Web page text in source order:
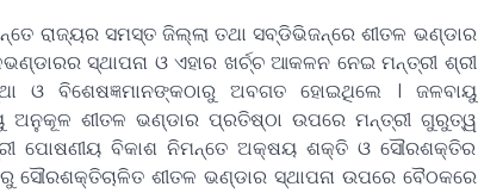
ସମସ୍ତ ଜିଲ୍ଲା ତଥା ସବ୍‌ଡିଭିଜନ୍‌ରେ ଶୀତଳ ଭଣ୍ଡାର
ସ୍ଥାପନା ଓ ଏହାର ଖର୍ଚ୍ଚ ଆକଳନ ନେଇ ମନ୍ତ୍ରୀ ଶ୍ରୀ
ଓ ବିଶେଷଜ୍ଞମାନଙ୍କଠାରୁ ଅବଗତ ହୋଇଥିଲେ । ଜଳବାୟୁ
ଅନୁକୂଳ ଶୀତଳ ଭଣ୍ଡାର ପ୍ରତିଷ୍ଠା ଉପରେ ମନ୍ତ୍ରୀ ଗୁରୁତ୍ୱ
ପୋଷଣୀୟ ବିକାଶ ନିମନ୍ତେ ଅକ୍ଷୟ ଶକ୍ତି ଓ ସୌରଶକ୍ତିର
ସୌରଶକ୍ତିଚାଳିତ ଶୀତଳ ଭଣ୍ଡାର ସ୍ଥାପନା ଉପରେ ବୈଠକରେ